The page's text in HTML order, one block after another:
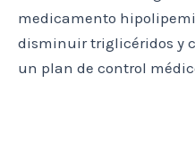
medicamento
disminuir triglicéridos y
un plan de control